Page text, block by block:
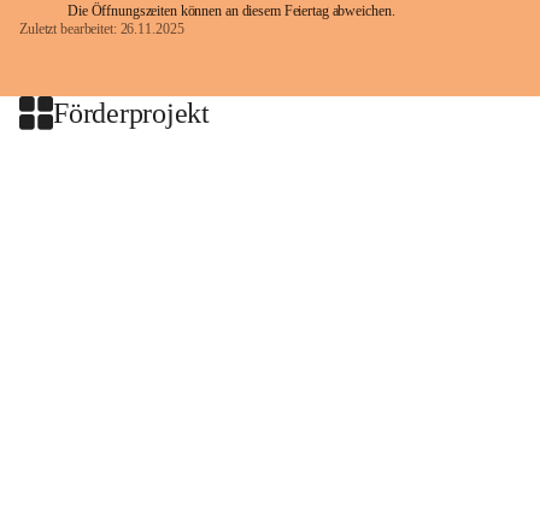
Die Öffnungszeiten können an diesem Feiertag abweichen.
Zuletzt bearbeitet: 26.11.2025
Förderprojekt